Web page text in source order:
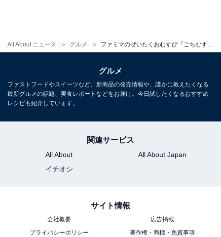
All About ニュース グルメ
「ごちむすび 鯛めし」
グルメ
ファストフードやスイーツなど、新商品の発売情報や、誰かに教えたくなる
最新グルメの話題、実食レポートなどをお届け。今日試したくなるおすすめ
レシピも紹介しています。
関連サービス
All About
All About Japan
イチオシ
サイト情報
会社概要
広告掲載
プライバシーポリシー
著作権・商標・免責事項